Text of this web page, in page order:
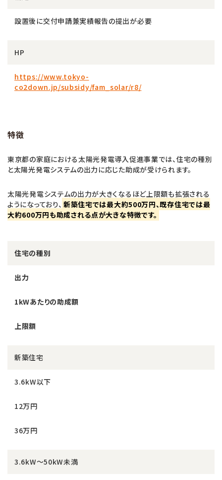
設置後に交付申請兼実績報告の提出が必要
HP
https://www.tokyo-
co2down.jp/subsidy/fam_solar/r8/
特徴
東京都の家庭における太陽光発電導入促進事業では、住宅の種別
と太陽光発電システムの出力に応じた助成が受けられます。
太陽光発電システムの出力が大きくなるほど上限額も拡張される
ようになっており、 新築住宅では最大約500万円、既存住宅では最
大約600万円も助成される点が大きな特徴です。
住宅の種別
出力
1kWあたりの助成額
上限額
新築住宅
3.6kW以下
12万円
36万円
3.6kW～50kW未満